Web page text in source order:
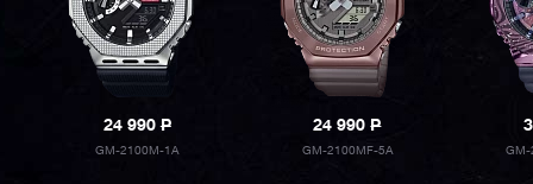
24 990P
GM-2100M-1A
24 990P
GM-2100MF-5A GM-